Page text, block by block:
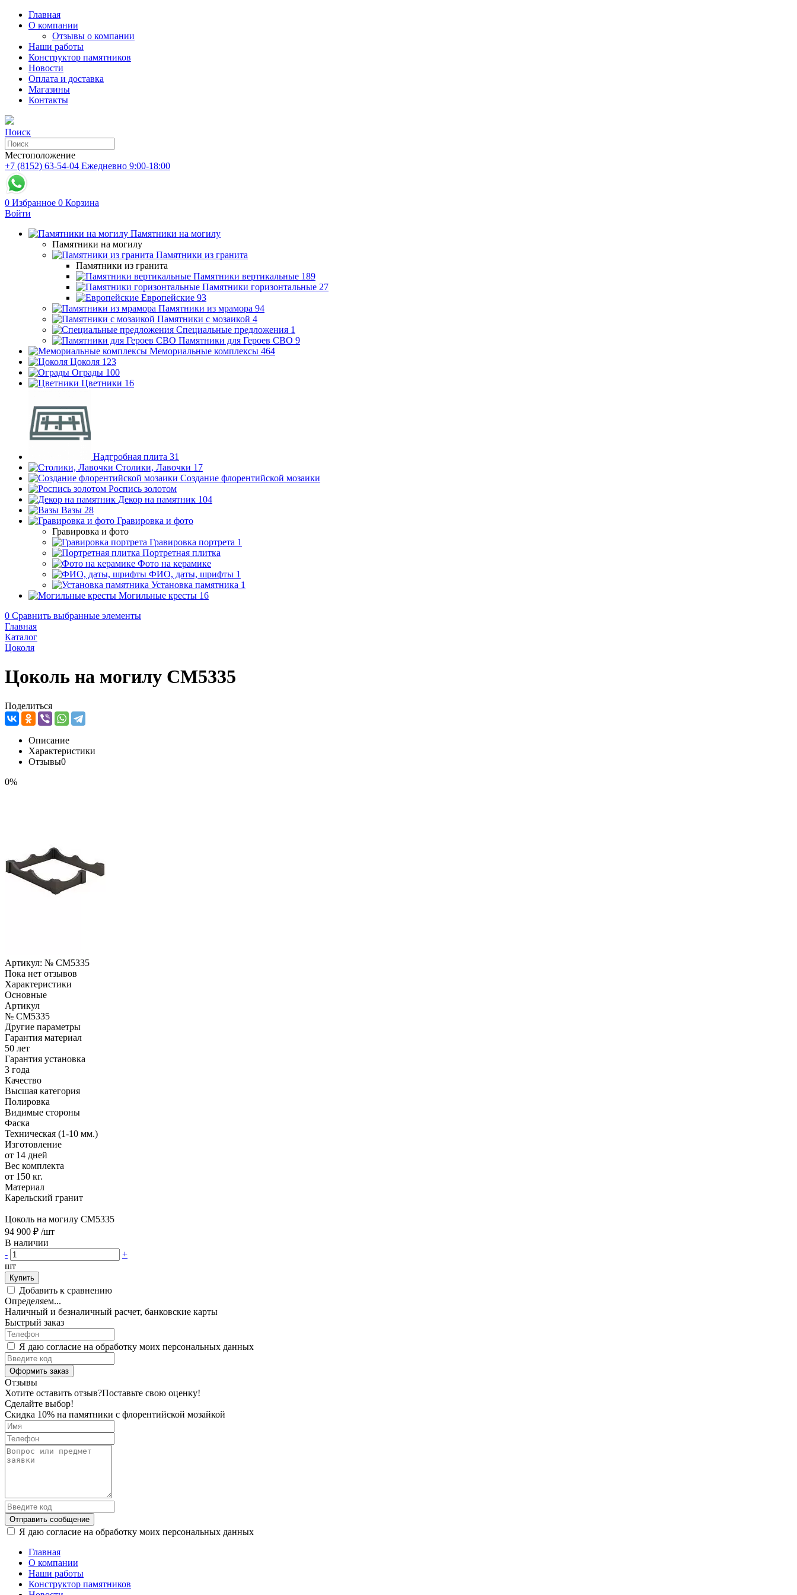
Главная
О компании
Отзывы о компании
Наши работы
Конструктор памятников
Новости
Оплата и доставка
Магазины
Контакты
Поиск
Местоположение
+7 (8152) 63-54-04 Ежедневно 9:00-18:00
0 Избранное 0 Корзина
Войти
Памятники на могилу
Памятники на могилу
Памятники из гранита
Памятники из гранита
Памятники вертикальные 189
Памятники горизонтальные 27
Европейские 93
Памятники из мрамора 94
Памятники с мозаикой 4
Специальные предложения 1
Памятники для Героев СВО 9
Мемориальные комплексы 464
Цоколя 123
Ограды 100
Цветники 16
Надгробная плита 31
Столики, Лавочки 17
Создание флорентийской мозаики
Роспись золотом
Декор на памятник 104
Вазы 28
Гравировка и фото
Гравировка и фото
Гравировка портрета 1
Портретная плитка
Фото на керамике
ФИО, даты, шрифты 1
Установка памятника 1
Могильные кресты 16
0 Сравнить выбранные элементы
Главная
Каталог
Цоколя
Цоколь на могилу CM5335
Поделиться
Описание
Характеристики
Отзывы0
0%
Артикул: № CM5335
Пока нет отзывов
Характеристики
Основные
Артикул
№ CM5335
Другие параметры
Гарантия материал
50 лет
Гарантия установка
3 года
Качество
Высшая категория
Полировка
Видимые стороны
Фаска
Техническая (1-10 мм.)
Изготовление
от 14 дней
Вес комплекта
от 150 кг.
Материал
Карельский гранит
Цоколь на могилу CM5335
94 900 ₽ /шт
В наличии
-
+
шт
Купить
Добавить к сравнению
Определяем...
Наличный и безналичный расчет, банковские карты
Быстрый заказ
Я даю согласие на обработку моих персональных данных
Оформить заказ
Отзывы
Хотите оставить отзыв?Поставьте свою оценку!
Сделайте выбор!
Скидка 10% на памятники с флорентийской мозайкой
Отправить сообщение
Я даю согласие на обработку моих персональных данных
Главная
О компании
Наши работы
Конструктор памятников